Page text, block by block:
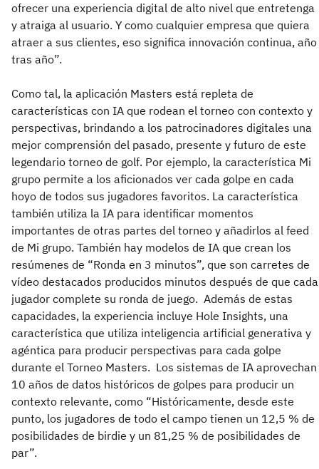
ofrecer una experiencia digital de alto nivel que entretenga
y atraiga al usuario. Y como cualquier empresa que quiera
atraer a sus clientes, eso significa innovación continua, año
tras año”.
Como tal, la aplicación Masters está repleta de
características con IA que rodean el torneo con contexto y
perspectivas, brindando a los patrocinadores digitales una
mejor comprensión del pasado, presente y futuro de este
legendario torneo de golf. Por ejemplo, la característica Mi
grupo permite a los aficionados ver cada golpe en cada
hoyo de todos sus jugadores favoritos. La característica
también utiliza la IA para identificar momentos
importantes de otras partes del torneo y añadirlos al feed
de Mi grupo. También hay modelos de IA que crean los
resúmenes de “Ronda en 3 minutos”, que son carretes de
vídeo destacados producidos minutos después de que cada
jugador complete su ronda de juego. Además de estas
capacidades, la experiencia incluye Hole Insights, una
característica que utiliza inteligencia artificial generativa y
agéntica para producir perspectivas para cada golpe
durante el Torneo Masters. Los sistemas de IA aprovechan
10 años de datos históricos de golpes para producir un
contexto relevante, como “Históricamente, desde este
punto, los jugadores de todo el campo tienen un 12,5 % de
posibilidades de birdie y un 81,25 % de posibilidades de
par”.